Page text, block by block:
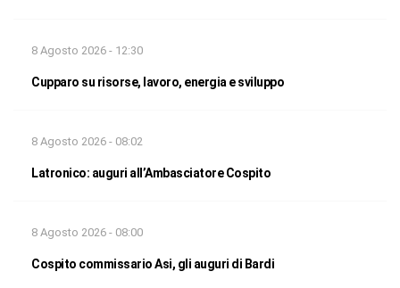
8 Agosto 2026 - 12:30
Cupparo su risorse, lavoro, energia e sviluppo
8 Agosto 2026 - 08:02
Latronico: auguri all’Ambasciatore Cospito
8 Agosto 2026 - 08:00
Cospito commissario Asi, gli auguri di Bardi